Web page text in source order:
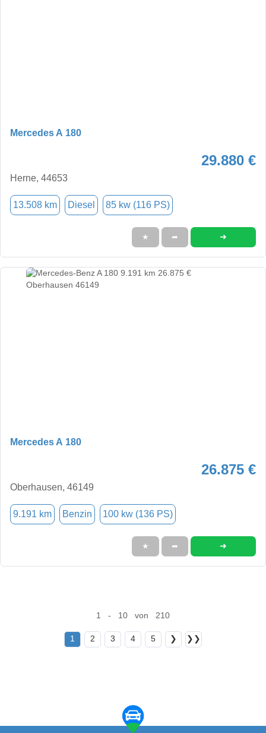
Mercedes A 180
29.880 €
Herne, 44653
13.508 km Diesel 85 kw (116 PS)
★ ➦ ➜
Mercedes A 180
26.875 €
Oberhausen, 46149
9.191 km Benzin 100 kw (136 PS)
★ ➦ ➜
1 - 10 von 210
1 2 3 4 5 ❯ ❯❯